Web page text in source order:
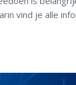
vind je alle